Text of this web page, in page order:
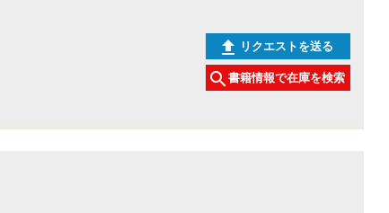
リクエストを送る
書籍情報で在庫を検索